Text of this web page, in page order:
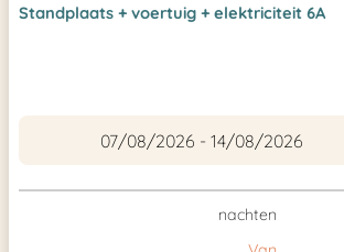
Standplaats + voertuig + elektriciteit 6A
nachten